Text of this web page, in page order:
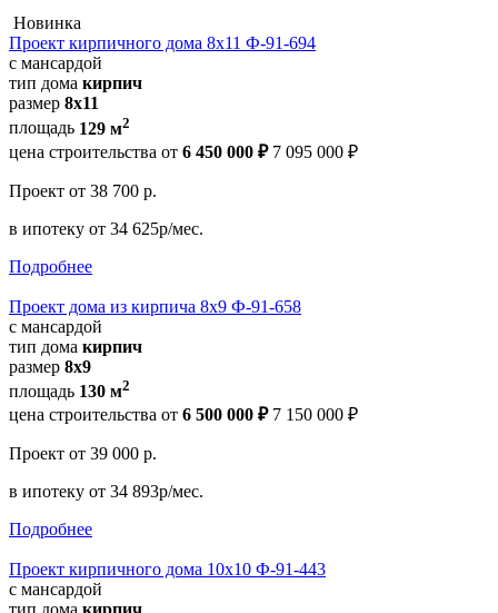
Новинка
Проект кирпичного дома 8х11 Ф-91-694
с мансардой
тип дома кирпич
размер 8x11
площадь 129 м2
цена строительства от 6 450 000 ₽ 7 095 000 ₽
Проект от 38 700 р.
в ипотеку от 34 625р/мес.
Подробнее
Проект дома из кирпича 8х9 Ф-91-658
с мансардой
тип дома кирпич
размер 8x9
площадь 130 м2
цена строительства от 6 500 000 ₽ 7 150 000 ₽
Проект от 39 000 р.
в ипотеку от 34 893р/мес.
Подробнее
Проект кирпичного дома 10х10 Ф-91-443
с мансардой
тип дома кирпич